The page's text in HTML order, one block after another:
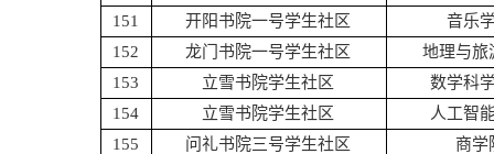
151
开阳书院一号学生社区
音乐
152
龙门书院一号学生社区
地理与旅
153
立雪书院学生社区
数学科
154
立雪书院学生社区
人工智
155
问礼书院三号学生社区
商学